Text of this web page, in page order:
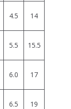
4.5 14
5.5 15.5
6.0 17
6.5 19